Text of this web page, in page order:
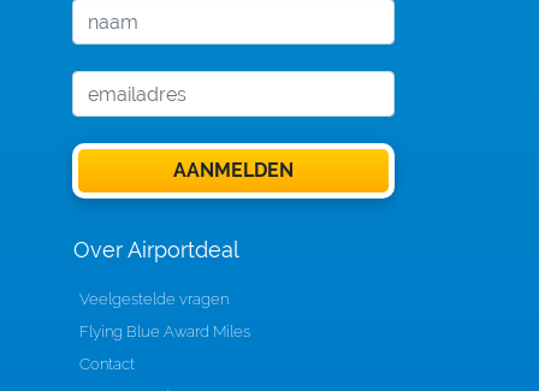
Over Airportdeal
Veelgestelde vragen
Flying Blue Award Miles
Contact